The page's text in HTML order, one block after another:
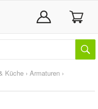
Küche › Armaturen ›